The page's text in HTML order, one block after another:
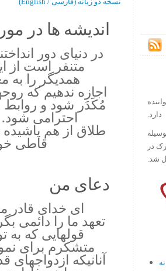
اندیشه ها در
در دنیای دور
متنفر است از
همدیگر را به
اجازه ندهیم که
مُکَدَر شود و روابط
احترامی شود.
طلاق از هم پاشیده
قاطی
دعای من
ای خدای قادر
تعهد ما را دائمی
قولهایی که به
متشکرم برای
آنانیکه ازدواجهای
۲۵۰۰۰۰ نفر خواننده
دارد.
دات کام کار خود را در سال ۱۹۹۸ بوسیله
در